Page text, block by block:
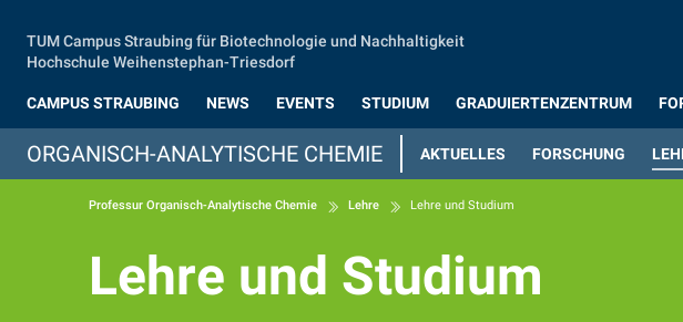
TUM Campus Straubing für Biotechnologie und Nachhaltigkeit
Hochschule Weihenstephan-Triesdorf
CAMPUS STRAUBING NEWS EVENTS STUDIUM GRADUIERTENZENTRUM
ORGANISCH-ANALYTISCHE CHEMIE AKTUELLES FORSCHUNG
Professur Organisch-Analytische Chemie Lehre Lehre und Studium
Lehre und Studium